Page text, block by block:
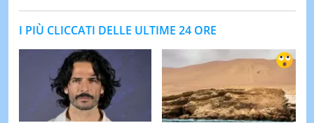
I PIÙ CLICCATI DELLE ULTIME 24 ORE